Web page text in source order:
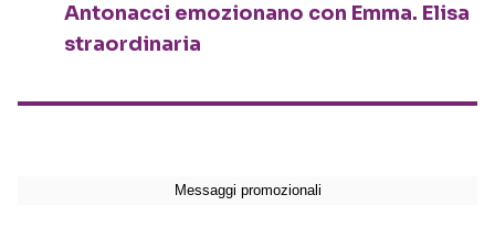
Antonacci emozionano con Emma. Elisa
straordinaria